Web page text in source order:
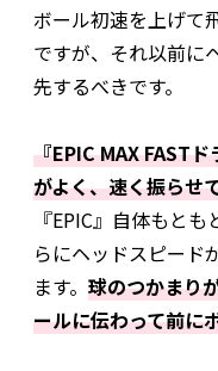
ボール初速を上げて
ですが、それ以前に
先するべきです。
『EPIC MAX FAST
がよく、速く振らせ
『EPIC』自体もと
らにヘッドスピード
ます。 球のつかまり
ールに伝わって前に